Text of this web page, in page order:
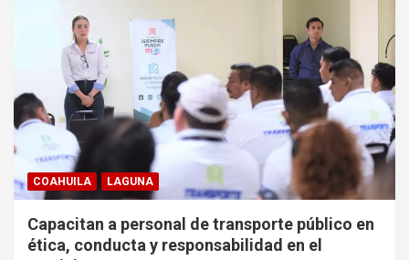
COAHUILA LAGUNA
Capacitan a personal de transporte público en
ética, conducta y responsabilidad en el